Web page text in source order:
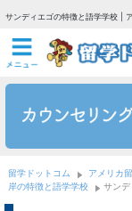
サンディエゴの特徴と語学学校 |
留学ドットコム アメリカ
岸の特徴と語学学校
サンデ